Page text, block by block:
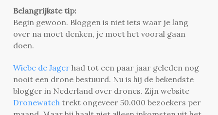
Belangrijkste tip:
Begin gewoon. Bloggen is niet iets waar je lang
over na moet denken, je moet het vooral gaan
doen.
Wiebe de Jagerhad tot een paar jaar geleden nog
nooit een drone bestuurd. Nu is hij de bekendste
blogger in Nederland over drones. Zijn website
Dronewatch trekt ongeveer 50.000 bezoekers per